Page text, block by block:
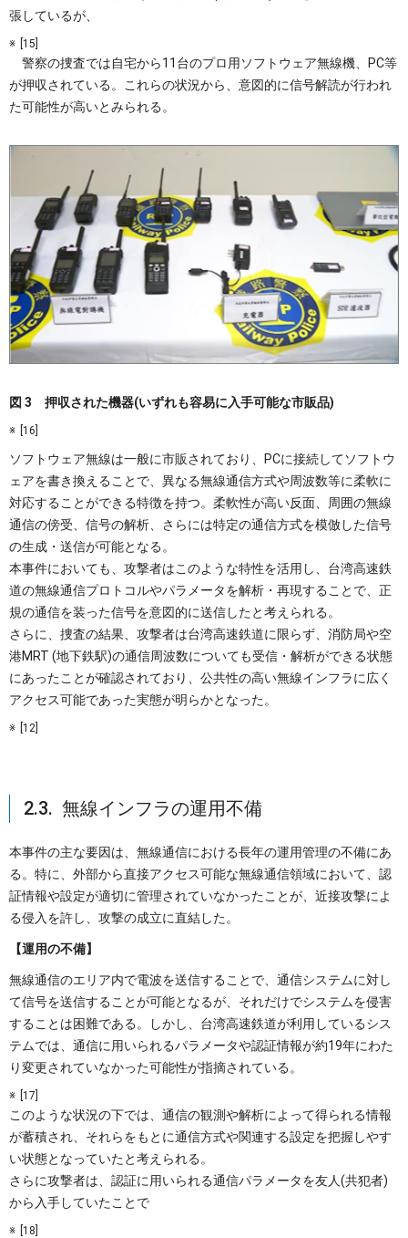
張しているが、
[15]
警察の捜査では自宅から11台のプロ用ソフトウェア無線機、PC等
が押収されている。これらの状況から、意図的に信号解読が行われ
た可能性が高いとみられる。
図 3 押収された機器(いずれも容易に入手可能な市販品)
[16]
ソフトウェア無線は一般に市販されており、PCに接続してソフトウ
ェアを書き換えることで、異なる無線通信方式や周波数等に柔軟に
対応することができる特徴を持つ。柔軟性が高い反面、周囲の無線
通信の傍受、信号の解析、さらには特定の通信方式を模倣した信号
の生成・送信が可能となる。
本事件においても、攻撃者はこのような特性を活用し、台湾高速鉄
道の無線通信プロトコルやパラメータを解析・再現することで、正
規の通信を装った信号を意図的に送信したと考えられる。
さらに、捜査の結果、攻撃者は台湾高速鉄道に限らず、消防局や空
港MRT (地下鉄駅)の通信周波数についても受信・解析ができる状態
にあったことが確認されており、公共性の高い無線インフラに広く
アクセス可能であった実態が明らかとなった。
[12]
2.3. 無線インフラの運用不備
本事件の主な要因は、無線通信における長年の運用管理の不備にあ
る。特に、外部から直接アクセス可能な無線通信領域において、認
証情報や設定が適切に管理されていなかったことが、近接攻撃によ
る侵入を許し、攻撃の成立に直結した。
【運用の不備】
無線通信のエリア内で電波を送信することで、通信システムに対し
て信号を送信することが可能となるが、それだけでシステムを侵害
することは困難である。しかし、台湾高速鉄道が利用しているシス
テムでは、通信に用いられるパラメータや認証情報が約19年にわた
り変更されていなかった可能性が指摘されている。
[17]
このような状況の下では、通信の観測や解析によって得られる情報
が蓄積され、それらをもとに通信方式や関連する設定を把握しやす
い状態となっていたと考えられる。
さらに攻撃者は、認証に用いられる通信パラメータを友人(共犯者)
から入手していたことで
[18]